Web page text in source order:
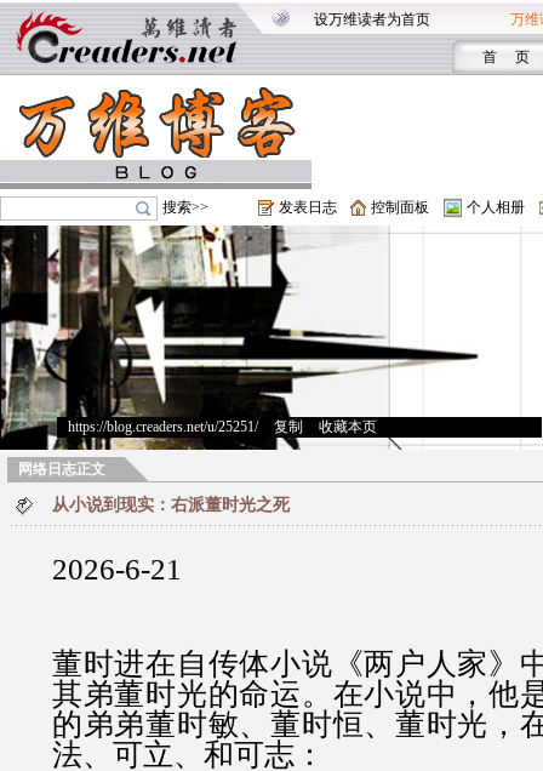
设万维读者为首页 万维
首 页
搜索>> 发表日志 控制面板 个人相册
https://blog.creaders.net/u/25251/> 复制 收藏本页
网络日志正文
从小说到现实：右派董时光之死
2026-6-21
董时进在自传体小说《两户人家》
其弟董时光的命运。在小说中，他
的弟弟董时敏、董时恒、董时光，
法、可立、和可志：